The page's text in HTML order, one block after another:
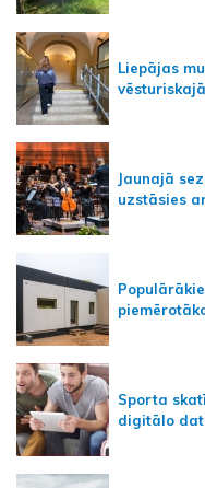
Liepājas
Jaunajā
uzstāsies
Sporta
digitālo